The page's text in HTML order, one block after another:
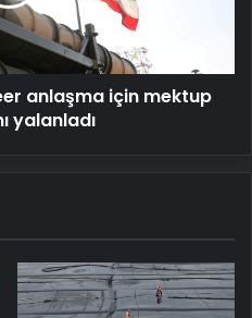
anlaşma için mektup
yalanladı